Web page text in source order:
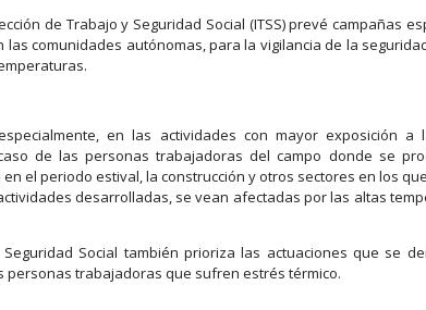
de Trabajo y Seguridad Social (ITSS) prevé campañas
las comunidades autónomas, para la vigilancia de la
en las actividades con mayor exposición a
de las personas trabajadoras del campo donde se
el periodo estival, la construcción y otros sectores en los
desarrolladas, se vean afectadas por las altas
Social también prioriza las actuaciones que se
personas trabajadoras que sufren estrés térmico.